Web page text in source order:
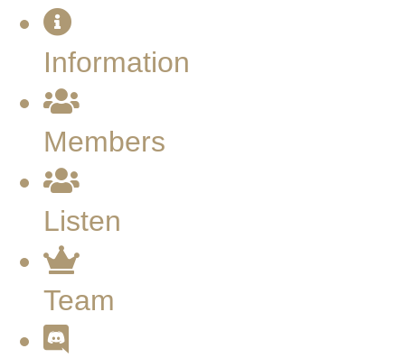
Information
Members
Listen
Team